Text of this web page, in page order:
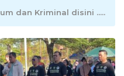
dan Kriminal disini .....